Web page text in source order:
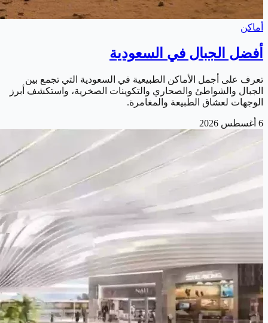
أماكن
أفضل الجبال في السعودية
تعرف على أجمل الأماكن الطبيعية في السعودية التي تجمع بين
الجبال والشواطئ والصحاري والتكوينات الصخرية، واستكشف أبرز
الوجهات لعشاق الطبيعة والمغامرة.
6 أغسطس 2026